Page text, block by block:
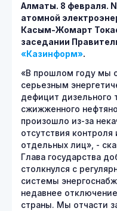
Алматы. 8 февраля.
атомной
Касым-Жомарт
заседании
«Казинформ».
«В прошлом году мы
серьезным
дефицит дизельного
сжижженного
произошло из-за
отсутствия
отдельных лиц», -
Глава государства
столкнулся с
системы
недавнее
страны. Мы отчасти